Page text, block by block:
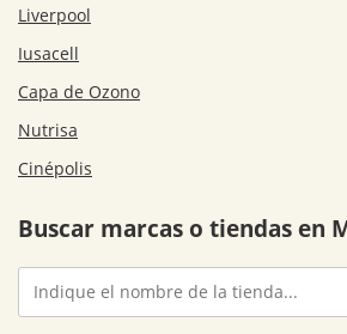
Liverpool
Iusacell
Capa de Ozono
Nutrisa
Cinépolis
Buscar marcas o tiendas en